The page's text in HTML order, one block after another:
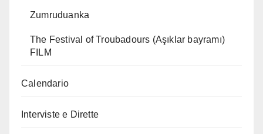
Zumruduanka
The Festival of Troubadours (Aşıklar bayramı)
FILM
Calendario
Interviste e Dirette